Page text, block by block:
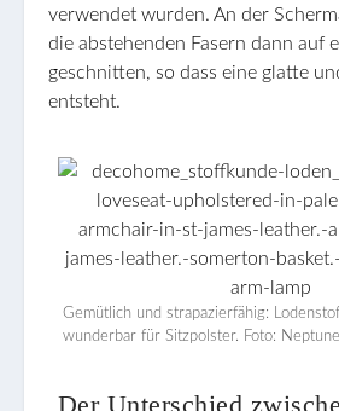
verwendet wurden. An der
die abstehenden Fasern dann auf
geschnitten, so dass eine glatte
entsteht.
Gemütlich und strapazierfähig:
wunderbar für Sitzpolster. Foto: Neptune
Der Unterschied